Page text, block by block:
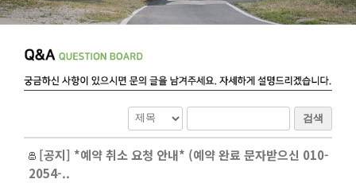
검색
[공지] *예약 취소 요청 안내* (예약 완료 문자받으신 010-
2054-..